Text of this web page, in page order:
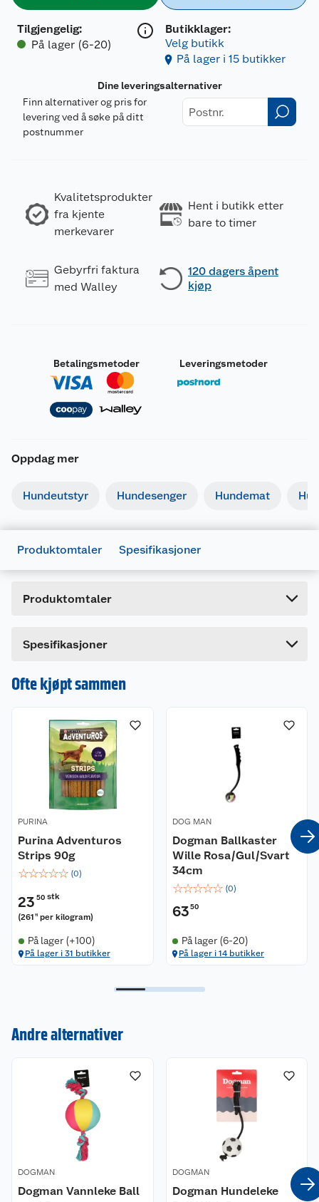
Tilgjengelig:
På lager (6-20)
Butikklager:
Velg butikk
På lager i 15 butikker
Dine leveringsalternativer
Finn alternativer og pris for
levering ved å søke på ditt
postnummer
Kvalitetsprodukter
fra kjente
merkevarer
Hent i butikk etter
bare to timer
Gebyrfri faktura
med Walley
120 dagers åpent
kjøp
Betalingsmetoder Leveringsmetoder
Oppdag mer
Hundeutstyr Hundesenger Hundemat
Produktomtaler Spesifikasjoner
Produktomtaler
Dette produktet har ikke fått noen omtale ennå.
en omtale.
Spesifikasjoner
Generelt
Lengde
Ofte kjøpt sammen
PURINA
Purina Adventuros
Strips 90g
☆☆☆☆☆ (0)
23 50 stk
(261 11 per kilogram)
På lager (+100)
På lager i 31 butikker
DOG MAN
Dogman Ballkaster
Wille Rosa/Gul/Svart
34cm
☆☆☆☆☆ (0)
63 50
På lager (6-20)
På lager i 14 butikker
Andre alternativer
DOGMAN
Dogman Vannleke Ball
DOGMAN
Dogman Hundeleke
Om oss
Våre butikker
Våre merkevarer
Coop kjeder
Kontakt oss
Angre- og returrett
Reklamasjon og garanti
Ofte stilte spørsmål
Betalingsalternativer